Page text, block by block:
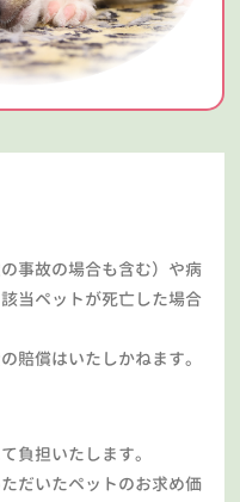
事故の場合も含む）や病
当ペットが死亡した場合
賠償はいたしかねます。
負担いたします。
だいたペットのお求め価